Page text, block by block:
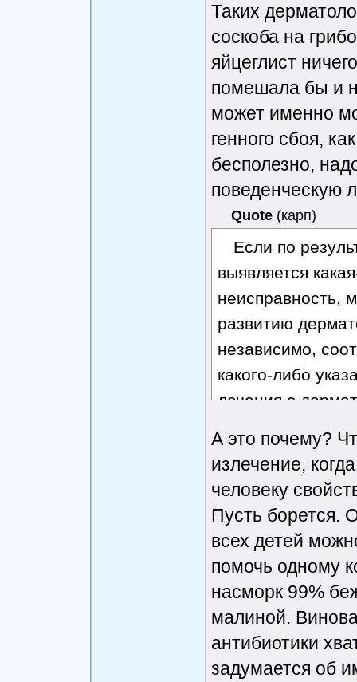
Таких
соскоба на
яйцеглист
помешала бы и
может именно
генного сбоя,
бесполезно,
поведенческую
Quote (карп)
Если по
выявляется
неисправность,
развитию
независимо,
какого-либо
лечения с
А это почему?
излечение,
человеку
Пусть борется.
всех детей
помочь одному
насморк 99%
малиной.
антибиотики
задумается об